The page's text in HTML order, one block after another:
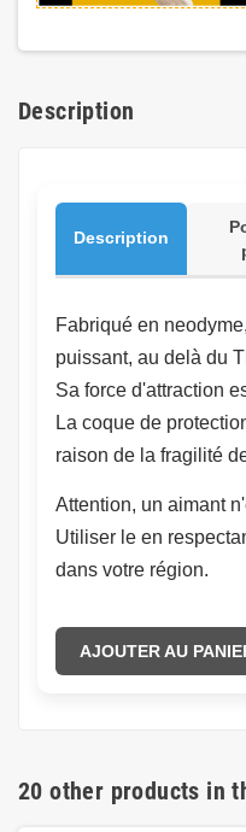
Description
Description
Fabriqué en
puissant, au delà du
Sa force d'attraction
La coque de
raison de la fragilité
Attention, un aimant
Utiliser le en
dans votre région.
AJOUTER AU
20 other products in